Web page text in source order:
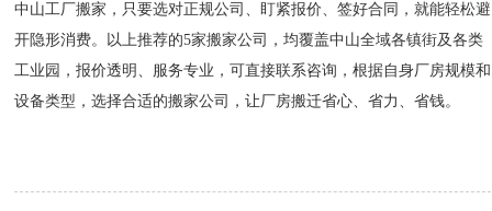
中山工厂搬家，只要选对正规公司、盯紧报价、签好合同，就能轻松避
开隐形消费。以上推荐的5家搬家公司，均覆盖中山全域各镇街及各类
工业园，报价透明、服务专业，可直接联系咨询，根据自身厂房规模和
设备类型，选择合适的搬家公司，让厂房搬迁省心、省力、省钱。